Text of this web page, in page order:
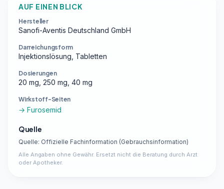
AUF EINEN BLICK
Hersteller
Sanofi-Aventis Deutschland GmbH
Darreichungsform
Injektionslösung, Tabletten
Dosierungen
20 mg, 250 mg, 40 mg
Wirkstoff-Seiten
→ Furosemid
Quelle
Quelle: Offizielle Fachinformation (Gebrauchsinformation)
Alle Angaben ohne Gewähr. Ersetzt nicht die Beratung durch Arzt
oder Apotheker.